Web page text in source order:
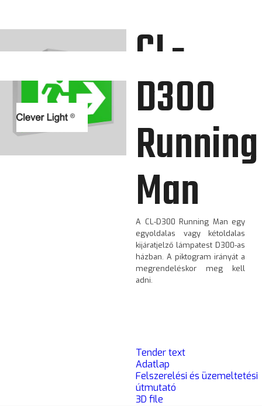
CL-
D300
Running
Man
A CL-D300 Running Man egy
egyoldalas vagy kétoldalas
kijáratjelző lámpatest D300-as
házban. A piktogram irányát a
megrendeléskor meg kell
adni.
Tender text
Adatlap
Felszerelési és üzemeltetési
útmutató
3D file